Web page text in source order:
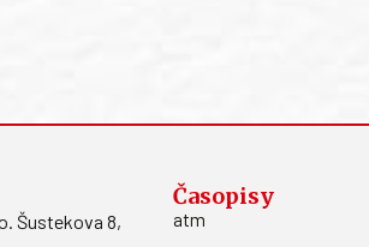
Šustekova 8,
Časopisy
atm